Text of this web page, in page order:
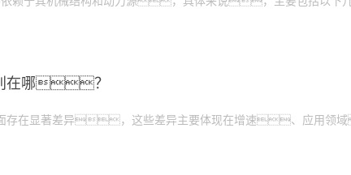
在哪？
面存在显著差异，这些差异主要体现在增速、应用